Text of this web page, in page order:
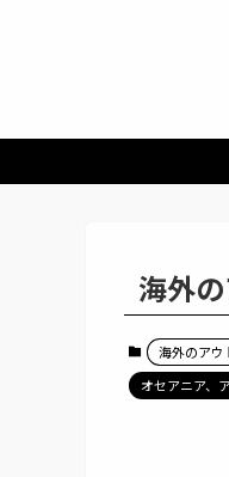
海外
海外のアウ
オセアニア、